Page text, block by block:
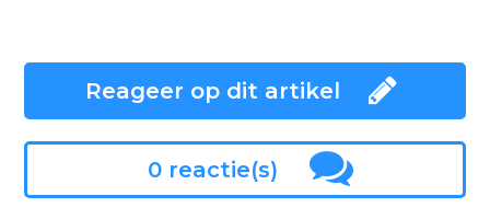
Reageer op dit artikel
0 reactie(s)